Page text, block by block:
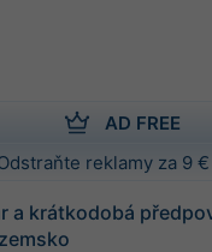
AD FREE
reklamy za 9
a krátkodobá